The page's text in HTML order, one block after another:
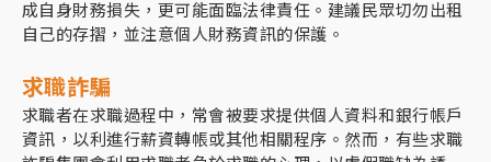
成自身財務損失，更可能面臨法律責任。建議民眾切勿出租
自己的存摺，並注意個人財務資訊的保護。
求職詐騙
求職者在求職過程中，常會被要求提供個人資料和銀行帳戶
資訊，以利進行薪資轉帳或其他相關程序。然而，有些求職